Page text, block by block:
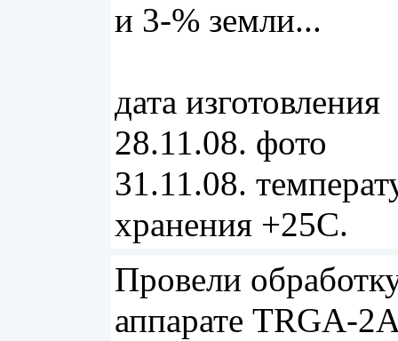
и 3-% земли...
дата изготовления
28.11.08. фото
31.11.08.
хранения +25С.
Провели
аппарате TRGA-